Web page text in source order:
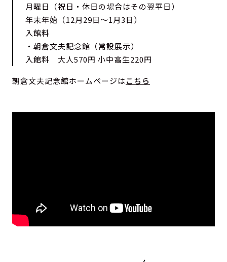
月曜日（祝日・休日の場合はその翌平日）
年末年始（12月29日～1月3日）
入館料
・朝倉文夫記念館（常設展示）
入館料 大人570円 小中高生220円
朝倉文夫記念館ホームページはこちら